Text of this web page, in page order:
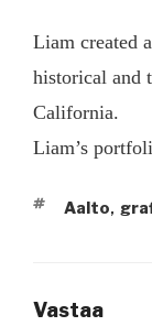
Liam created
historical and
California.
Liam’s
Aalto,
Vastaa